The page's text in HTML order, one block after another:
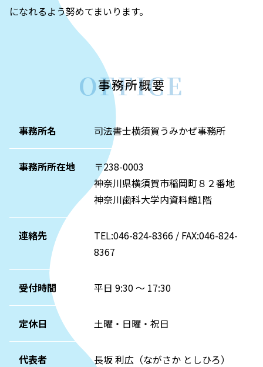
になれるよう努めてまいります。
OFFICE
事務所概要
事務所名 司法書士横須賀うみかぜ事務所
事務所所在地
〒238-0003
神奈川県横須賀市稲岡町８２番地
神奈川歯科大学内資料館1階
連絡先
TEL:046-824-8366 / FAX:046-824-
8367
受付時間 平日 9:30 ～ 17:30
定休日 土曜・日曜・祝日
代表者 長坂 利広（ながさか としひろ）